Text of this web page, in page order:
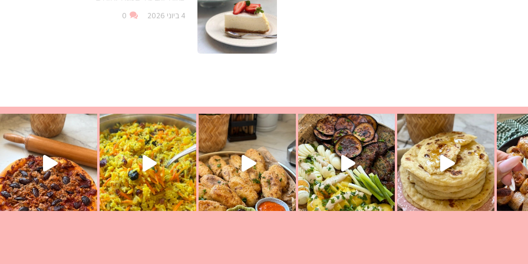
4 ביוני 2026 0
מעול
לאכול משהו אז מה בשבילכם? בפ
פסטל טוניסאי לתשעת הימים, חשבתי מה לחדש לכם ונראה
אורז יצירתי לתשעת הימים ולכבוד שבת קודשלמתכון
פיצה של תשעת הימים ולמה היא נקראת ככה? ההסבר בסרטו